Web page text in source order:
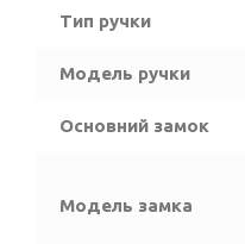
Тип ручки
Модель ручки
Основний замок
Модель замка